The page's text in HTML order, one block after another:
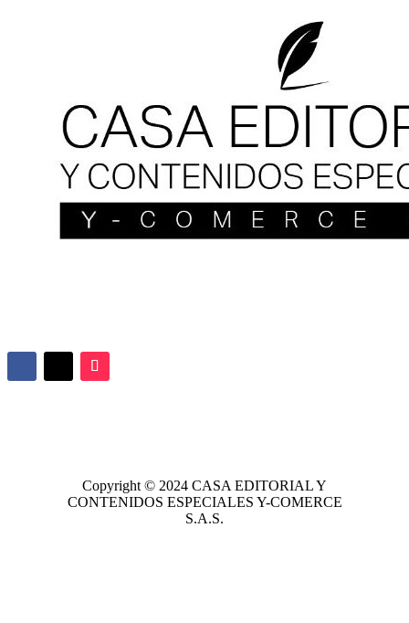
Copyright © 2024 CASA EDITORIALY
CONTENIDOS ESPECIALES Y-COMERCE
S.A.S.